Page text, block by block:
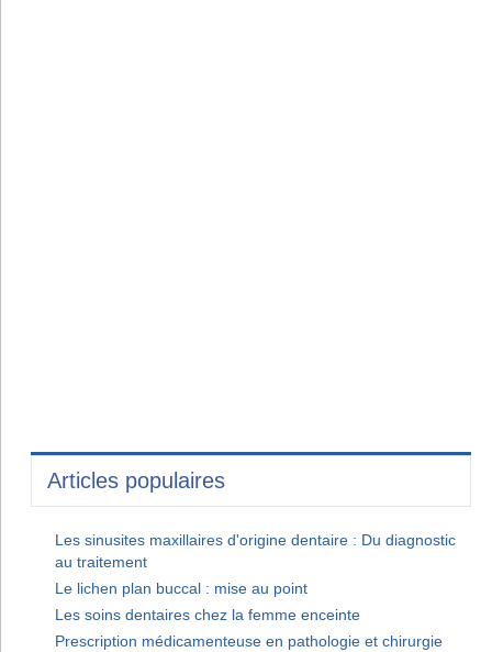
Articles populaires
Les sinusites maxillaires d'origine dentaire : Du diagnostic
au traitement
Le lichen plan buccal : mise au point
Les soins dentaires chez la femme enceinte
Prescription médicamenteuse en pathologie et chirurgie